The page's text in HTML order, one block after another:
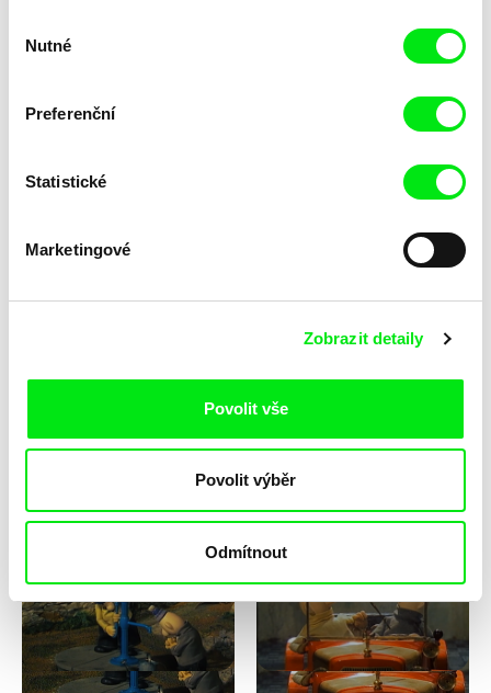
souhlasu
Nutné
Preferenční
Statistické
Marketingové
Zobrazit detaily
Povolit vše
Povolit výběr
Odmítnout
Lubomír Beneš